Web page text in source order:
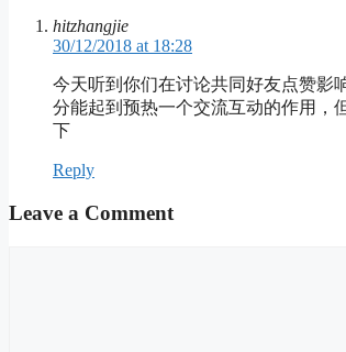
hitzhangjie
30/12/2018 at 18:28
今天听到你们在讨论共同好友点赞影
分能起到预热一个交流互动的作用，
下
Reply
Leave a Comment